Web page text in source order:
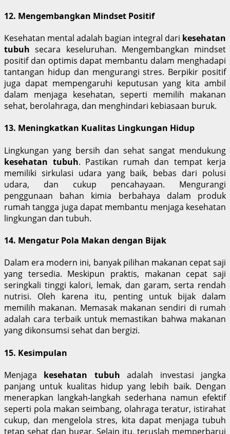
12. Mengembangkan Mindset Positif
Kesehatan mental adalah bagian integral dari kesehatan
tubuh secara keseluruhan. Mengembangkan mindset
positif dan optimis dapat membantu dalam menghadapi
tantangan hidup dan mengurangi stres. Berpikir positif
juga dapat mempengaruhi keputusan yang kita ambil
dalam menjaga kesehatan, seperti memilih makanan
sehat, berolahraga, dan menghindari kebiasaan buruk.
13. Meningkatkan Kualitas Lingkungan Hidup
Lingkungan yang bersih dan sehat sangat mendukung
kesehatan tubuh. Pastikan rumah dan tempat kerja
memiliki sirkulasi udara yang baik, bebas dari polusi
udara, dan cukup pencahayaan. Mengurangi
penggunaan bahan kimia berbahaya dalam produk
rumah tangga juga dapat membantu menjaga kesehatan
lingkungan dan tubuh.
14. Mengatur Pola Makan dengan Bijak
Dalam era modern ini, banyak pilihan makanan cepat saji
yang tersedia. Meskipun praktis, makanan cepat saji
seringkali tinggi kalori, lemak, dan garam, serta rendah
nutrisi. Oleh karena itu, penting untuk bijak dalam
memilih makanan. Memasak makanan sendiri di rumah
adalah cara terbaik untuk memastikan bahwa makanan
yang dikonsumsi sehat dan bergizi.
15. Kesimpulan
Menjaga kesehatan tubuh adalah investasi jangka
panjang untuk kualitas hidup yang lebih baik. Dengan
menerapkan langkah-langkah sederhana namun efektif
seperti pola makan seimbang, olahraga teratur, istirahat
cukup, dan mengelola stres, kita dapat menjaga tubuh
tetap sehat dan bugar. Selain itu, teruslah memperbarui